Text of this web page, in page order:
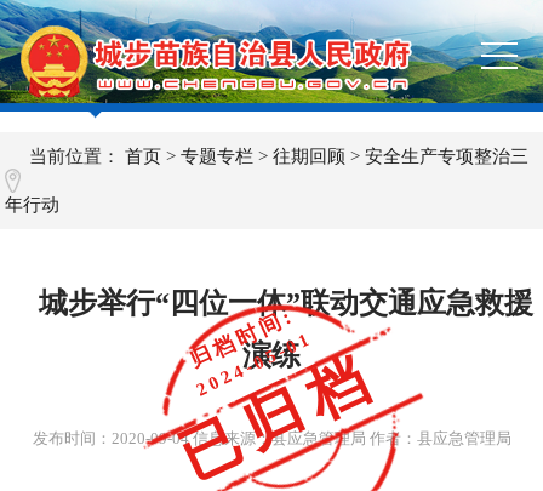
当前位置：首页 >专题专栏 >往期回顾 >安全生产专项整治三
年行动
城步举行“四位一体”联动交通应急救援
演练
发布时间： 2020-09-04信息来源：县应急管理局 作者：县应急管理局
归档时间:
2024-05-01
已归档